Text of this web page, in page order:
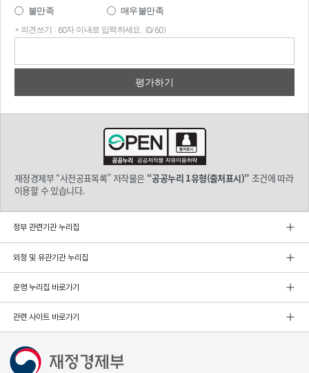
불만족
매우불만족
* 의견쓰기 : 60자 이내로 입력하세요. (0/60)
재정경제부 “사전공표목록” 저작물은 “공공누리 1유형(출처표시)” 조건에 따라
이용할 수 있습니다.
정부 관련기관 누리집
외청 및 유관기관 누리집
운영 누리집 바로가기
관련 사이트 바로가기